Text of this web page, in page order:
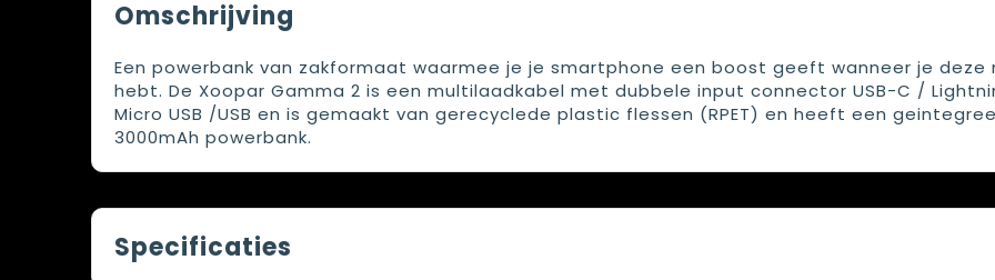
Omschrijving
Een powerbank van zakformaat waarmee je je smartphone een boost geeft wanneer je deze
hebt. De Xoopar Gamma 2 is een multilaadkabel met dubbele input connector USB-C /
Micro USB /USB en is gemaakt van gerecyclede plastic flessen (RPET) en heeft een
3000mAh powerbank.
Specificaties